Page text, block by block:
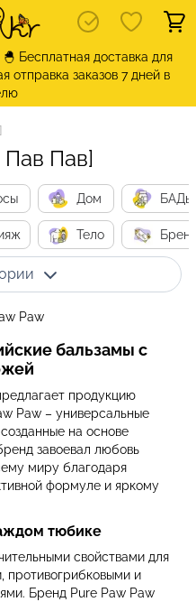
Бесплатная доставка для
отправка заказов 7 дней в
Пав Пав]
Дом
Тело
БАДы
бальзамы с
продукцию
Paw – универсальные
на основе
завоевал любовь
миру благодаря
формуле и яркому
тюбике
свойствами для
противогрибковыми и
Бренд Pure Paw Paw